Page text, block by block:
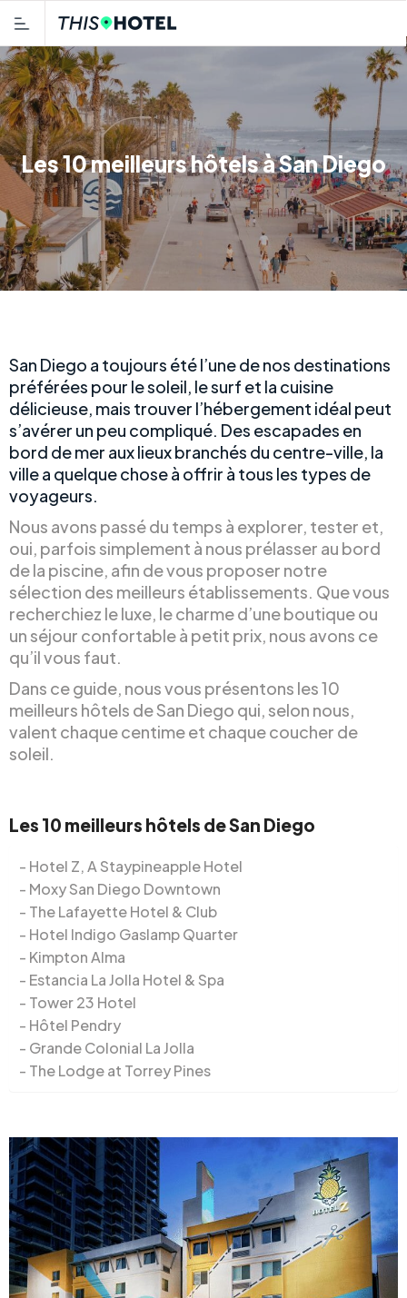
Les 10 meilleurs hôtels à San Diego
San Diego a toujours été l’une de nos destinations
préférées pour le soleil, le surf et la cuisine
délicieuse, mais trouver l’hébergement idéal peut
s’avérer un peu compliqué. Des escapades en
bord de mer aux lieux branchés du centre-ville, la
ville a quelque chose à offrir à tous les types de
voyageurs.
Nous avons passé du temps à explorer, tester et,
oui, parfois simplement à nous prélasser au bord
de la piscine, afin de vous proposer notre
sélection des meilleurs établissements. Que vous
recherchiez le luxe, le charme d’une boutique ou
un séjour confortable à petit prix, nous avons ce
qu’il vous faut.
Dans ce guide, nous vous présentons les 10
meilleurs hôtels de San Diego qui, selon nous,
valent chaque centime et chaque coucher de
soleil.
Les 10 meilleurs hôtels de San Diego
Hotel Z, A Staypineapple Hotel
Moxy San Diego Downtown
The Lafayette Hotel & Club
Hotel Indigo Gaslamp Quarter
Kimpton Alma
Estancia La Jolla Hotel & Spa
Tower 23 Hotel
Hôtel Pendry
Grande Colonial La Jolla
The Lodge at Torrey Pines